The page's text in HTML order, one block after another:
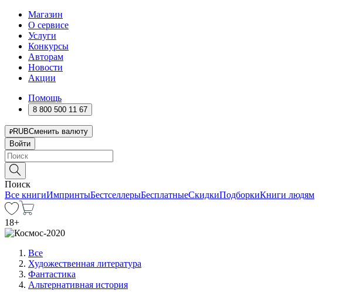
Магазин
О сервисе
Услуги
Конкурсы
Авторам
Новости
Акции
Помощь
8 800 500 11 67
RUBСменить валюту
Войти
Поиск
Все книгиИмпринтыБестселлерыБесплатныеСкидкиПодборкиКниги людям
18+
Все
Художественная литература
Фантастика
Альтернативная история